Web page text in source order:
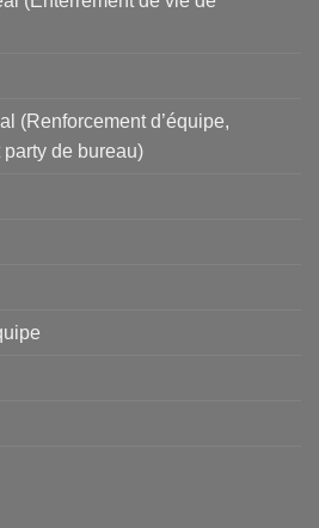
(Renforcement d’équipe,
de bureau)